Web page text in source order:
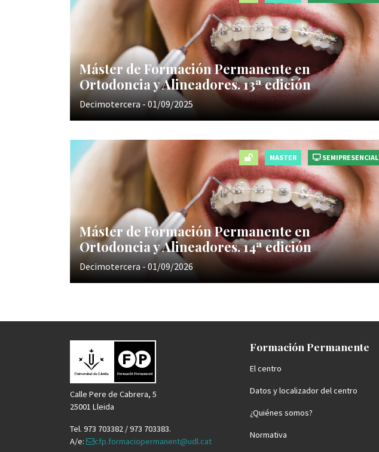
Máster de Formación Permanente en
Ortodoncia y Alineadores. 13ª edición
Decimotercera - 01/09/2025
MASTER SEMIPRESENCIAL
Máster de Formación Permanente en
Ortodoncia y Alineadores. 14ª edición
Decimotercera - 01/09/2026
Calle Pere de Cabrera, 5
25001 Lleida
Tel. 973 703382 / 973 703383.
A/e:
cfp.formaciopermanent@udl.cat
Formación Permanente
El centro
Datos y localizador del centro
¿Quiénes somos?
Normativa